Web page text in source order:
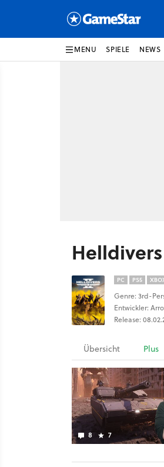
MENU SPIELE NEWS
PC PS5
Genre: 3rd-
Entwickler:
Release:
Übersicht Plus
8 7